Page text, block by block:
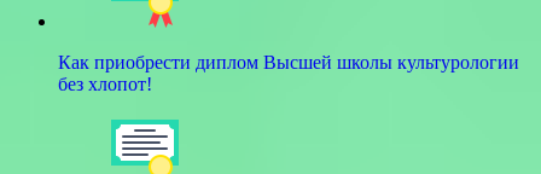
Как приобрести диплом Высшей школы культурологии
без хлопот!